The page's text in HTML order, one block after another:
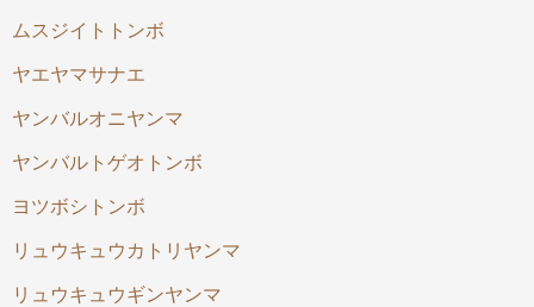
ムスジイトトンボ
ヤエヤマサナエ
ヤンバルオニヤンマ
ヤンバルトゲオトンボ
ヨツボシトンボ
リュウキュウカトリヤンマ
リュウキュウギンヤンマ